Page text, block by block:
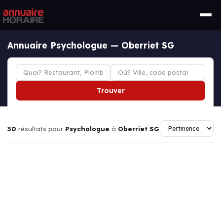
Annuaire Psychologue — Oberriet SG
Trouver
30 résultats pour Psychologue à Oberriet SG